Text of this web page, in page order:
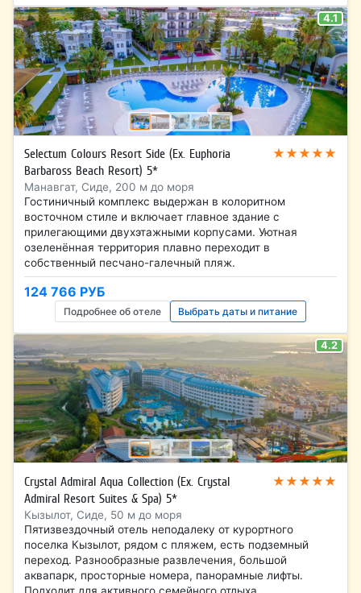
4.1
Selectum Colours Resort Side (Ex. Euphoria
Barbaross Beach Resort) 5*
★★★★★
Манавгат, Сиде, 200 м до моря
Гостиничный комплекс выдержан в колоритном
восточном стиле и включает главное здание с
прилегающими двухэтажными корпусами. Уютная
озеленённая территория плавно переходит в
собственный песчано-галечный пляж.
124 766 РУБ
Подробнее об отеле Выбрать даты и питание
4.2
Crystal Admiral Aqua Collection (Ex. Crystal
Admiral Resort Suites & Spa) 5*
★★★★★
Кызылот, Сиде, 50 м до моря
Пятизвездочный отель неподалеку от курортного
поселка Кызылот, рядом с пляжем, есть подземный
переход. Разнообразные развлечения, большой
аквапарк, просторные номера, панорамные лифты.